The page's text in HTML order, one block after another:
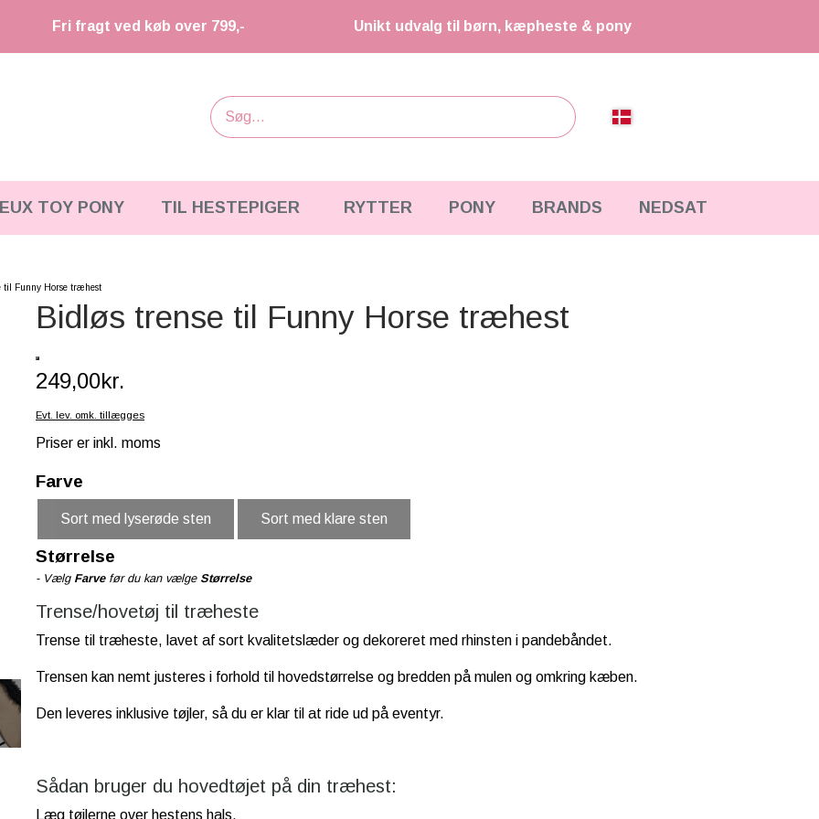
Fri fragt ved køb over 799,- Unikt udvalg til børn, kæpheste & pony
TOY PONY TIL HESTEPIGER RYTTER PONY BRANDS NEDSAT
til Funny Horse træhest
Bidløs trense til Funny Horse træhest
249,00kr.
Evt. lev. omk. tillægges
Priser er inkl. moms
Farve
Sort med lyserøde sten Sort med klare sten
Størrelse
- Vælg Farvefør du kan vælge Størrelse
Trense/hovetøj til træheste
Trense til træheste, lavet af sort kvalitetslæder og dekoreret med rhinsten i pandebåndet.
Trensen kan nemt justeres i forhold til hovedstørrelse og bredden på mulen og omkring kæben.
Den leveres inklusive tøjler, så du er klar til at ride ud på eventyr.
Sådan bruger du hovedtøjet på din træhest:
Læg tøjlerne over hestens hals.